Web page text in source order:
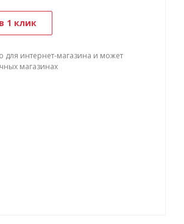
1 клик
для интернет-магазина и может
магазинах